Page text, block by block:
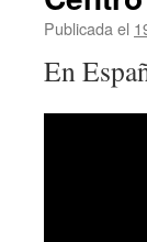
Publicada el
En